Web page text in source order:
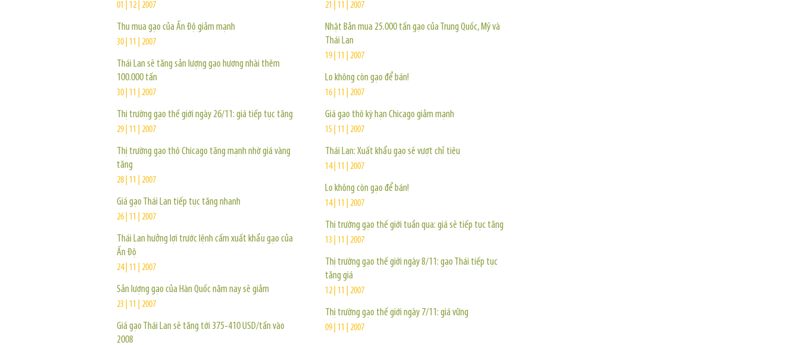
01 | 12 | 2007
Thu mua gạo của Ấn Độ giảm mạnh
30 | 11 | 2007
Thái Lan sẽ tăng sản lượng gạo hương nhài thêm
100.000 tấn
30 | 11 | 2007
Thị trường gạo thế giới ngày 26/11: giá tiếp tục tăng
29 | 11 | 2007
Thị trường gạo thô Chicago tăng mạnh nhờ giá vàng
tăng
28 | 11 | 2007
Giá gạo Thái Lan tiếp tục tăng nhanh
26 | 11 | 2007
Thái Lan hưởng lợi trước lệnh cấm xuất khẩu gạo của
Ấn Độ
24 | 11 | 2007
Sản lượng gạo của Hàn Quốc năm nay sẽ giảm
23 | 11 | 2007
Giá gạo Thái Lan sẽ tăng tới 375-410 USD/tấn vào
2008
21 | 11 | 2007
Nhật Bản mua 25.000 tấn gạo của Trung Quốc, Mỹ và
Thái Lan
19 | 11 | 2007
Lo không còn gạo để bán!
16 | 11 | 2007
Giá gạo thô kỳ hạn Chicago giảm mạnh
15 | 11 | 2007
Thái Lan: Xuất khẩu gạo sẽ vượt chỉ tiêu
14 | 11 | 2007
Lo không còn gạo để bán!
14 | 11 | 2007
Thị trường gạo thế giới tuần qua: giá sẽ tiếp tục tăng
13 | 11 | 2007
Thị trường gạo thế giới ngày 8/11: gạo Thái tiếp tục
tăng giá
12 | 11 | 2007
Thị trường gạo thế giới ngày 7/11: giá vững
09 | 11 | 2007